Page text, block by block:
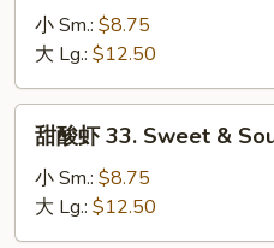
with
Snow
32.
Jumbo
Shrimp
with
Lobster
Sauce
小 Sm.: $8.75
大 Lg.: $12.50
33.
Sweet
甜酸虾 33. Sweet &
小 Sm.: $8.75
大 Lg.: $12.50